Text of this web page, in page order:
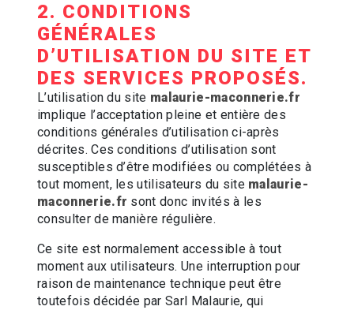
2. CONDITIONS
GÉNÉRALES
D’UTILISATION DU SITE ET
DES SERVICES PROPOSÉS.
L’utilisation du site malaurie-maconnerie.fr
implique l’acceptation pleine et entière des
conditions générales d’utilisation ci-après
décrites. Ces conditions d’utilisation sont
susceptibles d’être modifiées ou complétées à
tout moment, les utilisateurs du site malaurie-
maconnerie.fr sont donc invités à les
consulter de manière régulière.
Ce site est normalement accessible à tout
moment aux utilisateurs. Une interruption pour
raison de maintenance technique peut être
toutefois décidée par Sarl Malaurie, qui